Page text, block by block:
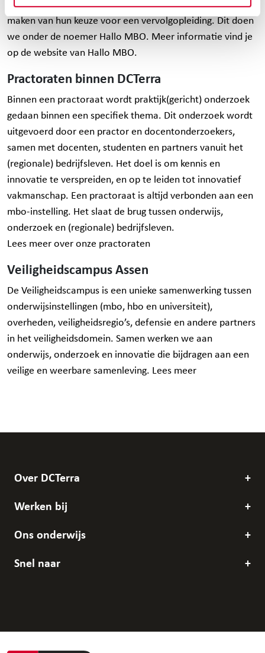
helpen we als DCTerra toekomstige studenten bij het
maken van hun keuze voor een vervolgopleiding. Dit doen
we onder de noemer Hallo MBO. Meer informatie vind je
opde website van Hallo MBO.
Practoraten binnen DCTerra
Binnen een practoraat wordt praktijk(gericht) onderzoek
gedaan binnen een specifiek thema. Dit onderzoek wordt
uitgevoerd door een practor en docentonderzoekers,
samen met docenten, studenten en partners vanuit het
(regionale) bedrijfsleven. Het doel is om kennis en
innovatie te verspreiden, en op te leiden tot innovatief
vakmanschap. Een practoraat is altijd verbonden aan een
mbo-instelling. Het slaat de brug tussen onderwijs,
onderzoek en (regionale) bedrijfsleven.
Lees meer over onze practoraten
Veiligheidscampus Assen
De Veiligheidscampus is een unieke samenwerking tussen
onderwijsinstellingen (mbo, hbo en universiteit),
overheden, veiligheidsregio’s, defensie en andere partners
in het veiligheidsdomein. Samen werken we aan
onderwijs, onderzoek en innovatie die bijdragen aan een
veilige en weerbare samenleving. Lees meer
Over DCTerra
Werken bij
Ons onderwijs
Snel naar